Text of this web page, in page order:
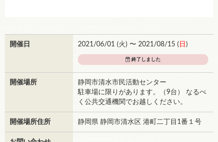
開催日 2021/06/01 (火) 〜 2021/08/15 ( 日 )
終了しました
開催場所
静岡市清水市民活動センター
駐車場に限りがあります。（9台） なるべ
く公共交通機関でお越しください。
開催場所住所 静岡県 静岡市清水区 港町二丁目1番１号